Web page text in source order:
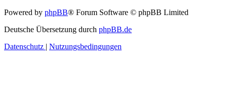
Powered by phpBB® Forum Software © phpBB Limited
Deutsche Übersetzung durch phpBB.de
Datenschutz | Nutzungsbedingungen